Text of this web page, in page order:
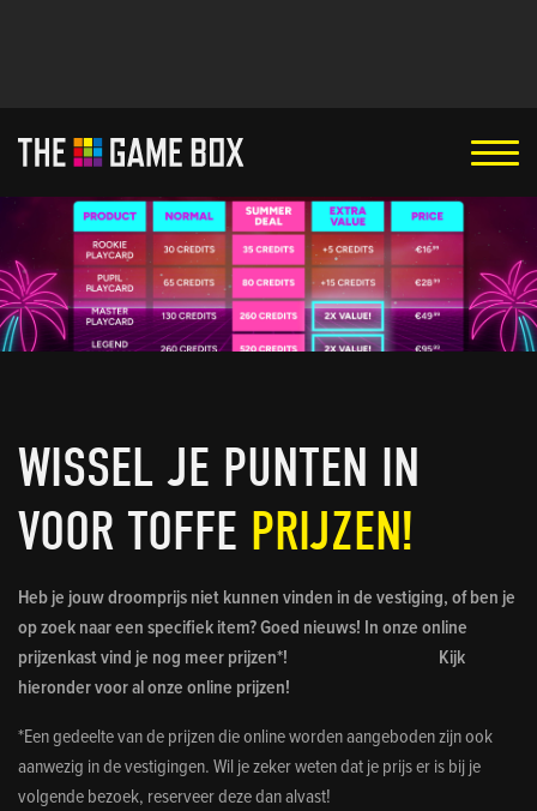
WISSEL JE PUNTEN IN
VOOR TOFFE PRIJZEN!
Heb je jouw droomprijs niet kunnen vinden in de vestiging, of ben je
op zoek naar een specifiek item? Goed nieuws! In onze online
prijzenkast vind je nog meer prijzen*! Kijk
hieronder voor al onze online prijzen!
*Een gedeelte van de prijzen die online worden aangeboden zijn ook
aanwezig in de vestigingen. Wil je zeker weten dat je prijs er is bij je
volgende bezoek, reserveer deze dan alvast!